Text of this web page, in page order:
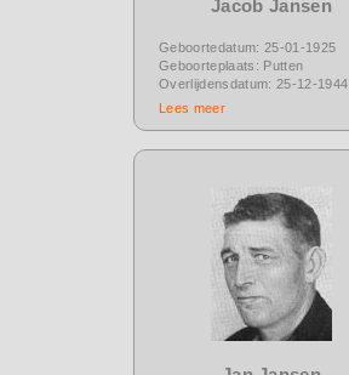
Jacob Jansen
Geboortedatum: 25-01-1925
Geboorteplaats: Putten
Overlijdensdatum: 25-12-1944
Lees meer